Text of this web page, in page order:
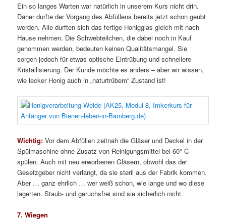
Ein so langes Warten war natürlich in unserem Kurs nicht drin.
Daher durfte der Vorgang des Abfüllens bereits jetzt schon geübt
werden. Alle durften sich das fertige Honigglas gleich mit nach
Hause nehmen. Die Schwebteilchen, die dabei noch in Kauf
genommen werden, bedeuten keinen Qualitätsmangel. Sie
sorgen jedoch für etwas optische Eintrübung und schnellere
Kristallisierung. Der Kunde möchte es anders – aber wir wissen,
wie lecker Honig auch in „naturtrübem“ Zustand ist!
Wichtig: Vor dem Abfüllen zeitnah die Gläser und Deckel in der
Spülmaschine ohne Zusatz von Reinigungsmittel bei 60° C
spülen. Auch mit neu erworbenen Gläsern, obwohl das der
Gesetzgeber nicht verlangt, da sie steril aus der Fabrik kommen.
Aber … ganz ehrlich … wer weiß schon, wie lange und wo diese
lagerten. Staub- und geruchsfrei sind sie sicherlich nicht.
7. Wiegen